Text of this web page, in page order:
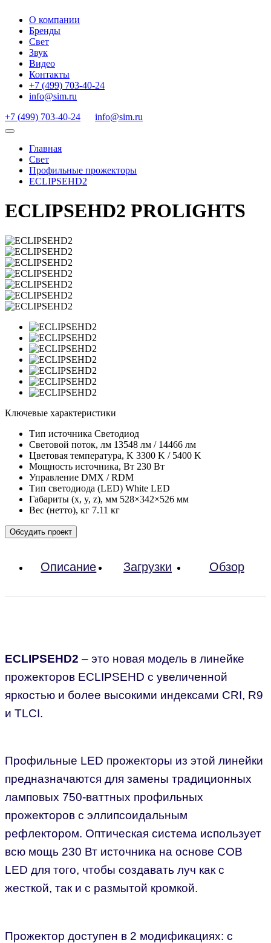
О компании
Бренды
Свет
Звук
Видео
Контакты
+7 (499) 703-40-24
info@sim.ru
+7 (499) 703-40-24
info@sim.ru
Главная
Свет
Профильные прожекторы
ECLIPSEHD2
ECLIPSEHD2 PROLIGHTS
Ключевые характеристики
Тип источника Светодиод
Световой поток, лм 13548 лм / 14466 лм
Цветовая температура, K 3300 K / 5400 K
Мощность источника, Вт 230 Вт
Управление DMX / RDM
Тип светодиода (LED) White LED
Габариты (x, y, z), мм 528×342×526 мм
Вес (нетто), кг 7.11 кг
Обсудить проект
Описание Загрузки Обзор
ECLIPSEHD2 – это новая модель в линейке
прожекторов ECLIPSEHD с увеличенной
яркостью и более высокими индексами CRI, R9
и TLCI.
Профильные LED прожекторы из этой линейки
предназначаются для замены традиционных
ламповых 750-ваттных профильных
прожекторов с эллипсоидальным
рефлектором. Оптическая система использует
всю мощь 230 Вт источника на основе COB
LED для того, чтобы создавать луч как с
жесткой, так и с размытой кромкой.
Прожектор доступен в 2 модификациях: с